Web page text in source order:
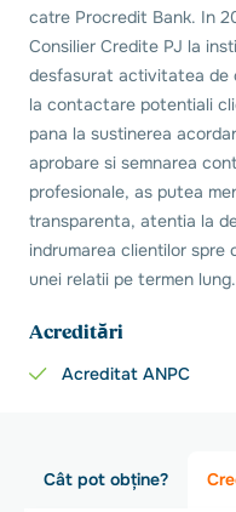
catre Procredit Bank. In
Consilier Credite PJ la
desfasurat activitatea de
la contactare potentiali
pana la sustinerea
aprobare si semnarea
profesionale, as putea
transparenta, atentia la
indrumarea clientilor spre
unei relatii pe termen lung.
Acreditări
Acreditat ANPC
Cât pot obține?